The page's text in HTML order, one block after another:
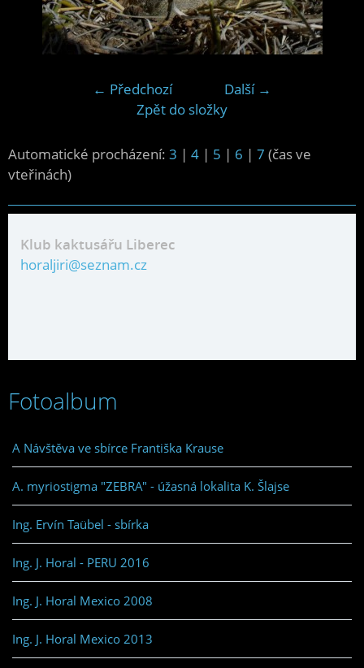
← Předchozí
Další →
Zpět do složky
Automatické procházení: 3 | 4 | 5 | 6 | 7 (čas ve
vteřinách)
Klub kaktusářu Liberec
horaljiri@seznam.cz
Fotoalbum
A Návštěva ve sbírce Františka Krause
A. myriostigma "ZEBRA" - úžasná lokalita K. Šlajse
Ing. Ervín Taübel - sbírka
Ing. J. Horal - PERU 2016
Ing. J. Horal Mexico 2008
Ing. J. Horal Mexico 2013